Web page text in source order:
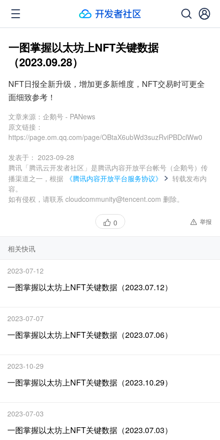
一图掌握以太坊上NFT关键数据
（2023.09.28）
NFT日报全新升级，增加更多新维度，NFT交易时可更全
面细致参考！
文章来源： 企鹅号 - PANews
原文链接：
https://page.om.qq.com/page/OBtaX6ubWd3suzRviPBDclWw0
发表于： 2023-09-28
腾讯「腾讯云开发者社区」是腾讯内容开放平台帐号（企鹅号）传
播渠道之一，根据
《腾讯内容开放平台服务协议》
转载发布内
容。
如有侵权，请联系 cloudcommunity@tencent.com 删除。
0 举报
相关快讯
2023-07-12
一图掌握以太坊上NFT关键数据（2023.07.12）
2023-07-07
一图掌握以太坊上NFT关键数据（2023.07.06）
2023-10-29
一图掌握以太坊上NFT关键数据（2023.10.29）
2023-07-03
一图掌握以太坊上NFT关键数据（2023.07.03）